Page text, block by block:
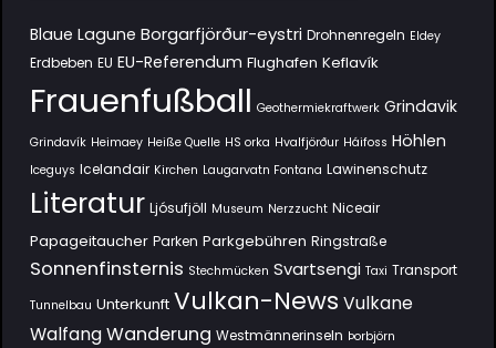
Blaue Lagune Borgarfjörður-eystri Drohnenregeln Eldey
Erdbeben EU EU-Referendum Flughafen Keflavík
Frauenfußball Geothermiekraftwerk Grindavik
Grindavík Heimaey Heiße Quelle HS orka Hvalfjörður Háifoss Höhlen
Iceguys Icelandair Kirchen Laugarvatn Fontana Lawinenschutz
Literatur Ljósufjöll Museum Nerzzucht Niceair
Papageitaucher Parken Parkgebühren Ringstraße
Sonnenfinsternis Stechmücken Svartsengi Taxi Transport
Tunnelbau Unterkunft Vulkan-News Vulkane
Walfang Wanderung Westmännerinseln Þorbjörn